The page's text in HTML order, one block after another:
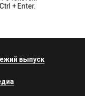
+ Enter.
выпуск